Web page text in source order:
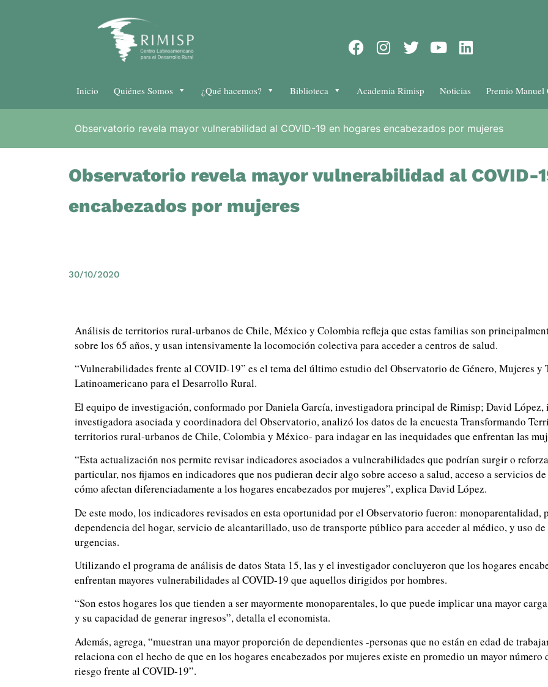
Inicio Quiénes Somos ¿Qué hacemos? Biblioteca Academia Rimisp Noticias Premio Manuel
Observatorio revela mayor vulnerabilidad al COVID-19 en hogares encabezados por mujeres
Observatorio revela mayor vulnerabilidad al COVID-
encabezados por mujeres
30/10/2020
Análisis de territorios rural-urbanos de Chile, México y Colombia refleja que estas familias son
sobre los 65 años, y usan intensivamente la locomoción colectiva para acceder a centros de salud.
“Vulnerabilidades frente al COVID-19” es el tema del último estudio del Observatorio de Género, Mujeres
Latinoamericano para el Desarrollo Rural.
El equipo de investigación, conformado por Daniela García, investigadora principal de Rimisp; David
investigadora asociada y coordinadora del Observatorio, analizó los datos de la encuesta Transformando
territorios rural-urbanos de Chile, Colombia y México- para indagar en las inequidades que enfrentan las
“Esta actualización nos permite revisar indicadores asociados a vulnerabilidades que podrían surgir o
particular, nos fijamos en indicadores que nos pudieran decir algo sobre acceso a salud, acceso a servicios
cómo afectan diferenciadamente a los hogares encabezados por mujeres”, explica David López.
De este modo, los indicadores revisados en esta oportunidad por el Observatorio fueron: monoparentalidad,
dependencia del hogar, servicio de alcantarillado, uso de transporte público para acceder al médico, y uso
urgencias.
Utilizando el programa de análisis de datos Stata 15, las y el investigador concluyeron que los hogares
enfrentan mayores vulnerabilidades al COVID-19 que aquellos dirigidos por hombres.
“Son estos hogares los que tienden a ser mayormente monoparentales, lo que puede implicar una mayor
y su capacidad de generar ingresos”, detalla el economista.
Además, agrega, “muestran una mayor proporción de dependientes -personas que no están en edad de
relaciona con el hecho de que en los hogares encabezados por mujeres existe en promedio un mayor número
riesgo frente al COVID-19”.